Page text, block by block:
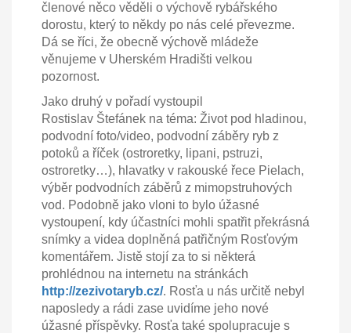
členové něco věděli o výchově rybářského
dorostu, který to někdy po nás celé převezme.
Dá se říci, že obecně výchově mládeže
věnujeme v Uherském Hradišti velkou
pozornost.
Jako druhý v pořadí vystoupil
Rostislav Štefánek na téma: Život pod hladinou,
podvodní foto/video, podvodní záběry ryb z
potoků a říček (ostroretky, lipani, pstruzi,
ostroretky…), hlavatky v rakouské řece Pielach,
výběr podvodních záběrů z mimopstruhových
vod. Podobně jako vloni to bylo úžasné
vystoupení, kdy účastníci mohli spatřit překrásná
snímky a videa doplněná patřičným Rosťovým
komentářem. Jistě stojí za to si některá
prohlédnou na internetu na stránkách
http://zezivotaryb.cz/. Rosťa u nás určitě nebyl
naposledy a rádi zase uvidíme jeho nové
úžasné příspěvky. Rosťa také spolupracuje s